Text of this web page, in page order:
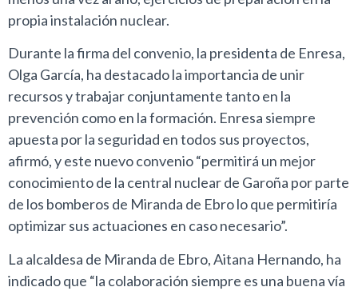
propia instalación nuclear.
Durante la firma del convenio, la presidenta de Enresa,
Olga García, ha destacado la importancia de unir
recursos y trabajar conjuntamente tanto en la
prevención como en la formación. Enresa siempre
apuesta por la seguridad en todos sus proyectos,
afirmó, y este nuevo convenio “permitirá un mejor
conocimiento de la central nuclear de Garoña por parte
de los bomberos de Miranda de Ebro lo que permitiría
optimizar sus actuaciones en caso necesario”.
La alcaldesa de Miranda de Ebro, Aitana Hernando, ha
indicado que “la colaboración siempre es una buena vía